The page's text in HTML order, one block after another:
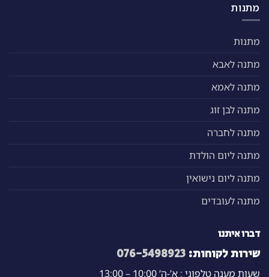
מתנות
מתנות
מתנה לאבא
מתנה לאמא
מתנה לבן זוג
מתנה לחברה
מתנה ליום הולדת
מתנה ליום נישואין
מתנה לעובדים
דברו איתנו
שירות לקוחות: 076-5498923
שעות מענה טלפוני : א’-ה’ 10:00 – 13:00